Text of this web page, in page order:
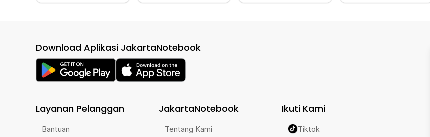
Download Aplikasi JakartaNotebook
Layanan Pelanggan
Bantuan
JakartaNotebook
Tentang Kami
Ikuti Kami
Tiktok